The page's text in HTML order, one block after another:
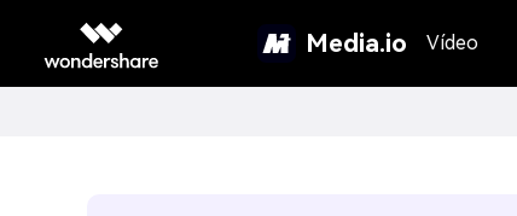
Media.io Vídeo